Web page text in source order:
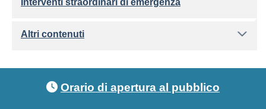
Interventi straordinari di emergenza
Altri contenuti
Orario di apertura al pubblico